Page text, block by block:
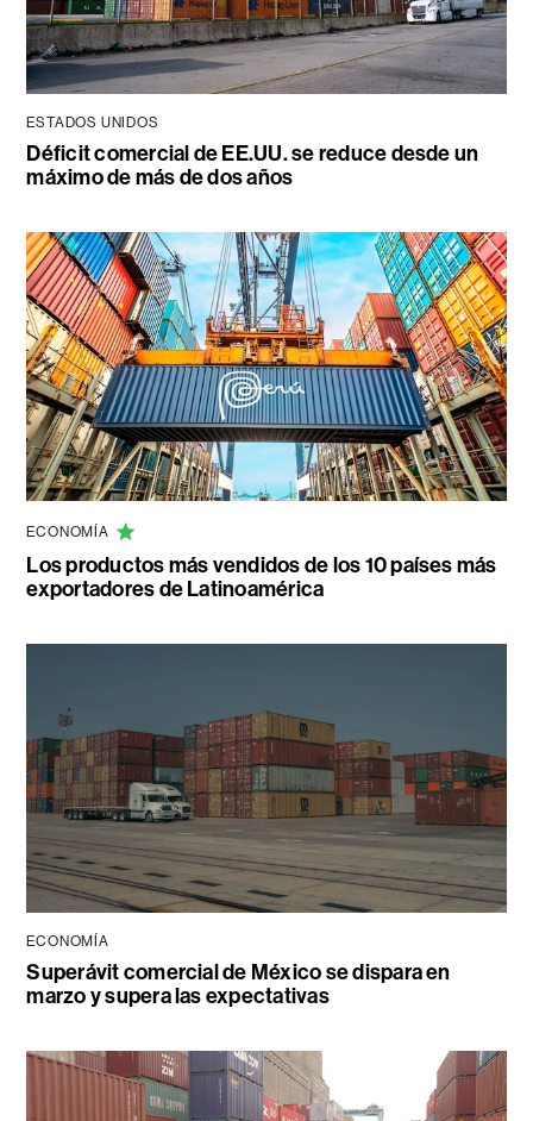
ESTADOS UNIDOS
Déficit comercial de EE.UU. se reduce desde un
máximo de más de dos años
ECONOMÍA
Los productos más vendidos de los 10 países más
exportadores de Latinoamérica
ECONOMÍA
Superávit comercial de México se dispara en
marzo y supera las expectativas